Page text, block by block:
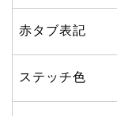
赤タブ表記
ステッチ色